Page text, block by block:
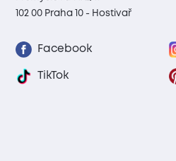
102 00 Praha 10 - Hostivař
Facebook
TikTok